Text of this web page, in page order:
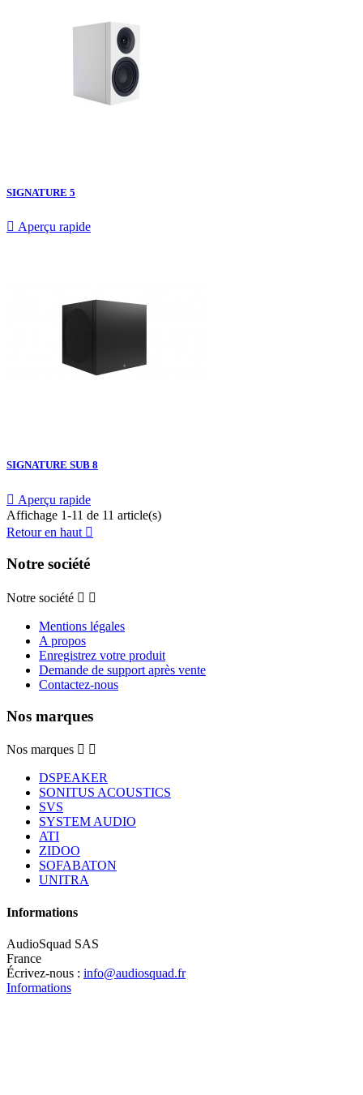
SIGNATURE 5
 Aperçu rapide
SIGNATURE SUB 8
 Aperçu rapide
Affichage 1-11 de 11 article(s)
Retour en haut 
Notre société
Notre société  
Mentions légales
A propos
Enregistrez votre produit
Demande de support après vente
Contactez-nous
Nos marques
Nos marques  
DSPEAKER
SONITUS ACOUSTICS
SVS
SYSTEM AUDIO
ATI
ZIDOO
SOFABATON
UNITRA
Informations
AudioSquad SAS
France
Écrivez-nous : info@audiosquad.fr
Informations